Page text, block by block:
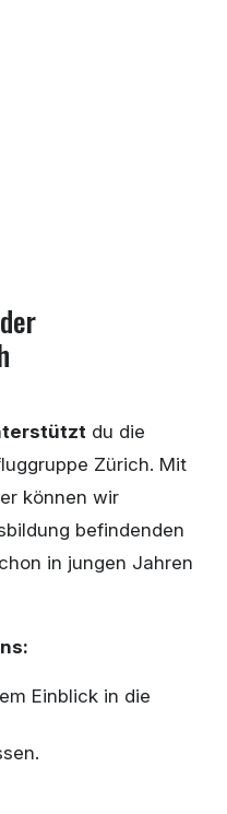
du die
Zürich. Mit
können wir
befindenden
in jungen Jahren
Einblick in die